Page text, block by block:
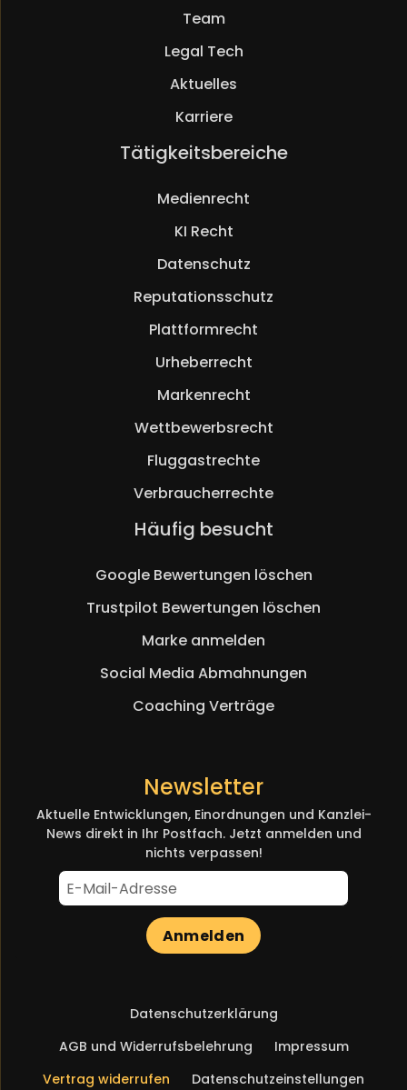
Team
Legal Tech
Aktuelles
Karriere
Tätigkeitsbereiche
Medienrecht
KI Recht
Datenschutz
Reputationsschutz
Plattformrecht
Urheberrecht
Markenrecht
Wettbewerbsrecht
Fluggastrechte
Verbraucherrechte
Häufig besucht
Google Bewertungen löschen
Trustpilot Bewertungen löschen
Marke anmelden
Social Media Abmahnungen
Coaching Verträge
Newsletter
Aktuelle Entwicklungen, Einordnungen und Kanzlei-
News direkt in Ihr Postfach. Jetzt anmelden und
nichts verpassen!
Anmelden
Navigation
Datenschutzerklärung
AGB und Widerrufsbelehrung
Impressum
Vertrag widerrufen
Datenschutzeinstellungen